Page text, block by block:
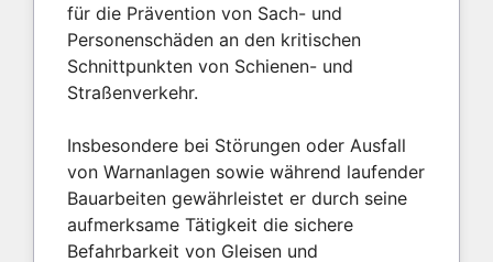
für die Prävention von Sach- und
Personenschäden an den kritischen
Schnittpunkten von Schienen- und
Straßenverkehr.
Insbesondere bei Störungen oder Ausfall
von Warnanlagen sowie während laufender
Bauarbeiten gewährleistet er durch seine
aufmerksame Tätigkeit die sichere
Befahrbarkeit von Gleisen und